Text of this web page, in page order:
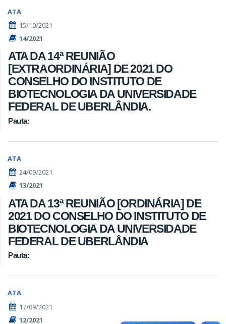
ATA
15/10/2021
14/2021
ATA DA 14ª REUNIÃO
[EXTRAORDINÁRIA] DE 2021 DO
CONSELHO DO INSTITUTO DE
BIOTECNOLOGIA DA UNIVERSIDADE
FEDERAL DE UBERLÂNDIA.
Pauta:
ATA
24/09/2021
13/2021
ATA DA 13ª REUNIÃO [ORDINÁRIA] DE
2021 DO CONSELHO DO INSTITUTO DE
BIOTECNOLOGIA DA UNIVERSIDADE
FEDERAL DE UBERLÂNDIA
Pauta:
ATA
17/09/2021
12/2021